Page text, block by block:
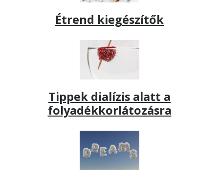
Étrend kiegészítők
Tippek dialízis alatt a
folyadékkorlátozásra